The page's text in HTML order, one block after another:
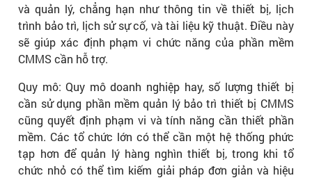
và quản lý, chẳng hạn như thông tin về thiết bị, lịch
trình bảo trì, lịch sử sự cố, và tài liệu kỹ thuật. Điều này
sẽ giúp xác định phạm vi chức năng của phần mềm
CMMS cần hỗ trợ.
Quy mô: Quy mô doanh nghiệp hay, số lượng thiết bị
cần sử dụng phần mềm quản lý bảo trì thiết bị CMMS
cũng quyết định phạm vi và tính năng cần thiết phần
mềm. Các tổ chức lớn có thể cần một hệ thống phức
tạp hơn để quản lý hàng nghìn thiết bị, trong khi tổ
chức nhỏ có thể tìm kiếm giải pháp đơn giản và hiệu